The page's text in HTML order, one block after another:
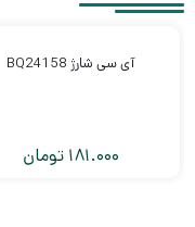
آی سی شارژ BQ24158
181.000 تومان